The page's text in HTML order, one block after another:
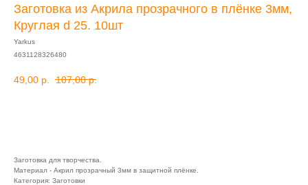
Заготовка из Акрила прозрачного в плёнке 3мм,
Круглая d 25. 10шт
Yarkus
4631128326480
49,00 р. 107,00 р.
Заготовка для творчества.
Материал - Акрил прозрачный 3мм в защитной плёнке.
Категория: Заготовки